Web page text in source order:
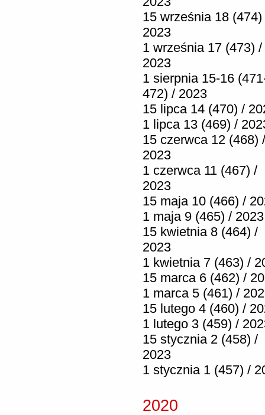
15 września 18 (474)
2023
1 września 17 (473) /
2023
1 sierpnia 15-16
472) / 2023
15 lipca 14 (470) /
1 lipca 13 (469) /
15 czerwca 12 (468) /
2023
1 czerwca 11 (467) /
2023
15 maja 10 (466) /
1 maja 9 (465) / 2023
15 kwietnia 8 (464) /
2023
1 kwietnia 7 (463) /
15 marca 6 (462) /
1 marca 5 (461) /
15 lutego 4 (460) /
1 lutego 3 (459) /
15 stycznia 2 (458) /
2023
1 stycznia 1 (457) /
2020